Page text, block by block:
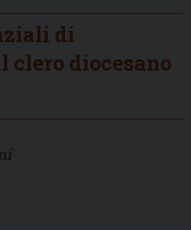
di
clero diocesano